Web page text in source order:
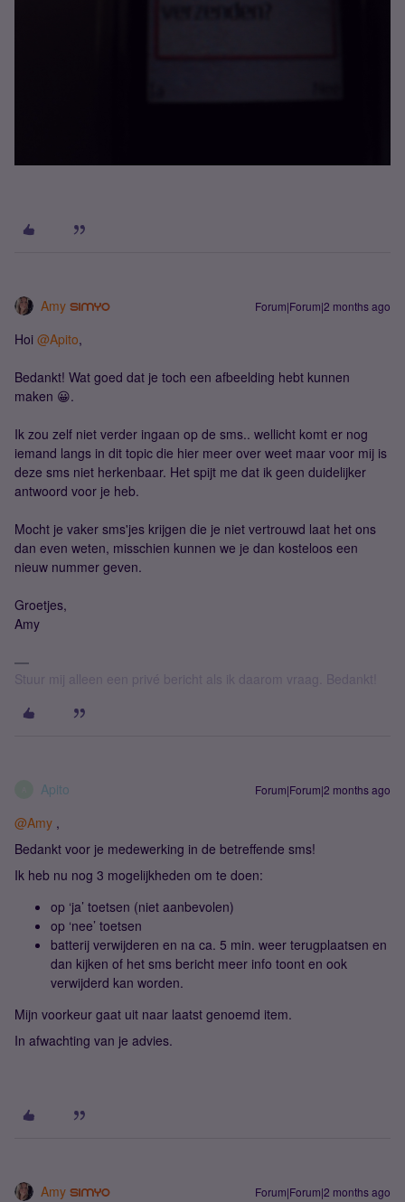
Amy Forum|Forum|2 months ago
Hoi ​ @Apito,
Bedankt! Wat goed dat je toch een afbeelding hebt kunnen
maken 😀.
Ik zou zelf niet verder ingaan op de sms.. wellicht komt er nog
iemand langs in dit topic die hier meer over weet maar voor mij is
deze sms niet herkenbaar. Het spijt me dat ik geen duidelijker
antwoord voor je heb.
Mocht je vaker sms'jes krijgen die je niet vertrouwd laat het ons
dan even weten, misschien kunnen we je dan kosteloos een
nieuw nummer geven.
Groetjes,
Amy
Stuur mij alleen een privé bericht als ik daarom vraag. Bedankt!
Apito Forum|Forum|2 months ago
@Amy ,
Bedankt voor je medewerking in de betreffende sms!
Ik heb nu nog 3 mogelijkheden om te doen:
op ‘ja’ toetsen (niet aanbevolen)
op ‘nee’ toetsen
batterij verwijderen en na ca. 5 min. weer terugplaatsen en
dan kijken of het sms bericht meer info toont en ook
verwijderd kan worden.
Mijn voorkeur gaat uit naar laatst genoemd item.
In afwachting van je advies.
Amy Forum|Forum|2 months ago